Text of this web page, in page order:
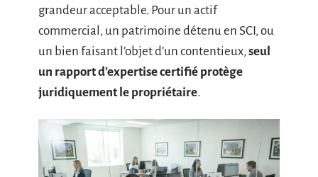
grandeur acceptable. Pour un actif
commercial, un patrimoine détenu en SCI, ou
un bien faisant l’objet d’un contentieux,seul
un rapport d’expertise certifié protège
juridiquement le propriétaire.